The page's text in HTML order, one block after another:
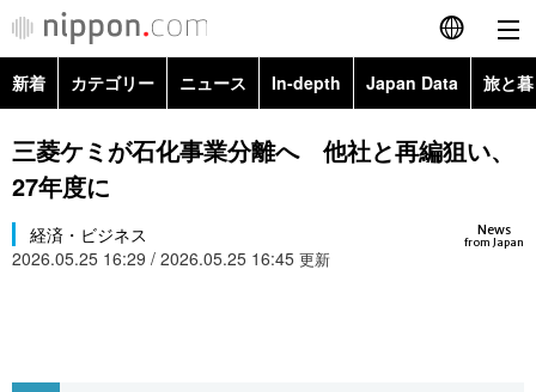
English
简体字
カテゴリー
新着 カテゴリー ニュース In-depth Japan Data 旅と
政治・外交
経済・ビジネス
国際・海外
文化
Topics
三菱ケミが石化事業分離へ 他社と再編狙い、
27年度に
News
from Japan
経済・ビジネス
2026.05.25 16:29 / 2026.05.25 16:45 更新